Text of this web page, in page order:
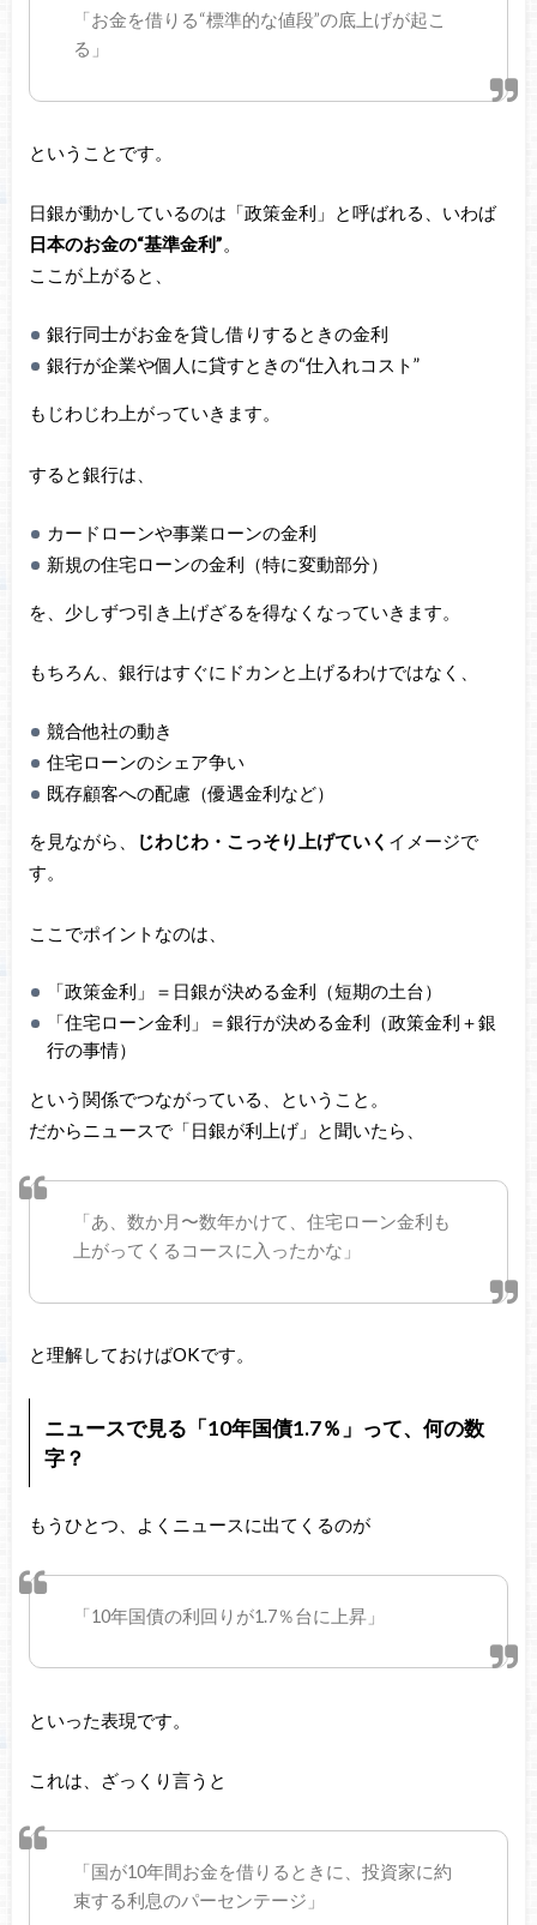
「お金を借りる“標準的な値段”の底上げが起こ
る」
ということです。
日銀が動かしているのは「政策金利」と呼ばれる、いわば
日本のお金の“基準金利”。
ここが上がると、
銀行同士がお金を貸し借りするときの金利
銀行が企業や個人に貸すときの“仕入れコスト”
もじわじわ上がっていきます。
すると銀行は、
カードローンや事業ローンの金利
新規の住宅ローンの金利（特に変動部分）
を、少しずつ引き上げざるを得なくなっていきます。
もちろん、銀行はすぐにドカンと上げるわけではなく、
競合他社の動き
住宅ローンのシェア争い
既存顧客への配慮（優遇金利など）
を見ながら、 じわじわ・こっそり上げていく イメージで
す。
ここでポイントなのは、
「政策金利」＝日銀が決める金利（短期の土台）
「住宅ローン金利」＝銀行が決める金利（政策金利＋銀
行の事情）
という関係でつながっている、ということ。
だからニュースで「日銀が利上げ」と聞いたら、
「あ、数か月〜数年かけて、住宅ローン金利も
上がってくるコースに入ったかな」
と理解しておけばOKです。
ニュースで見る「10年国債1.7％」って、何の数
字？
もうひとつ、よくニュースに出てくるのが
「10年国債の利回りが1.7％台に上昇」
といった表現です。
これは、ざっくり言うと
「国が10年間お金を借りるときに、投資家に約
束する利息のパーセンテージ」